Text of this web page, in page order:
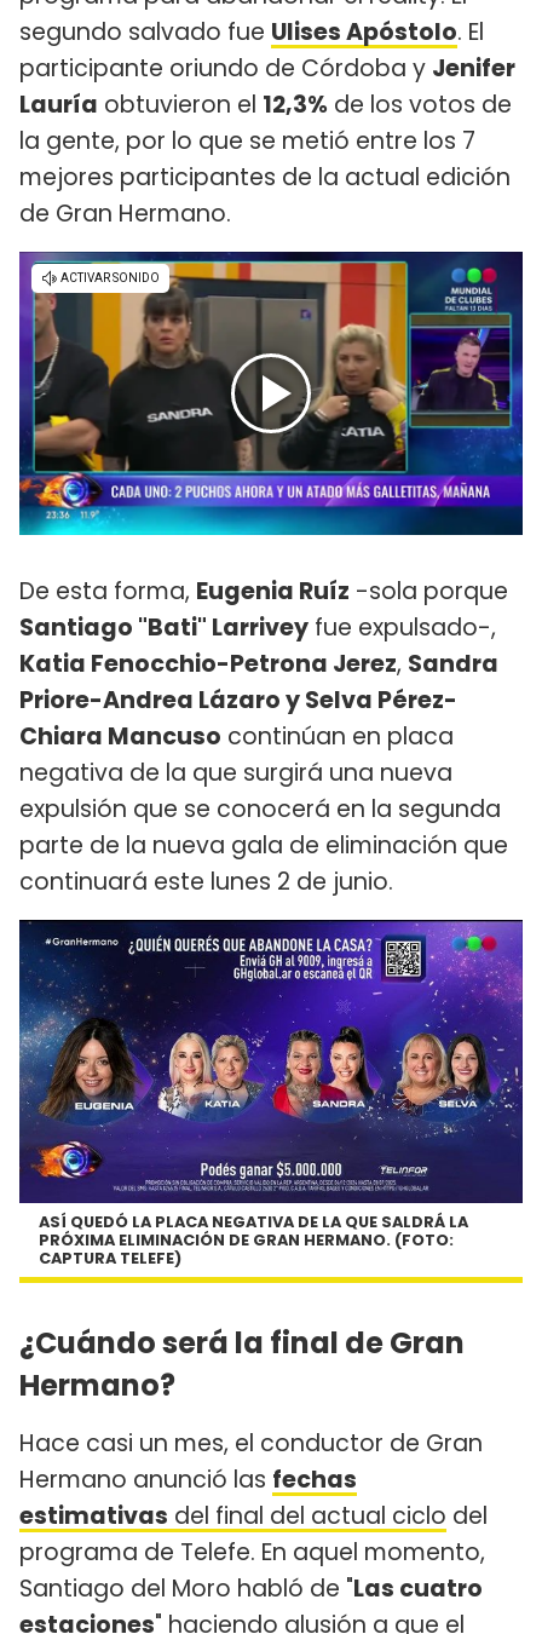
segundo salvado fue Ulises Apóstolo. El
participante oriundo de Córdoba y Jenifer
Lauría obtuvieron el 12,3% de los votos de
la gente, por lo que se metió entre los 7
mejores participantes de la actual edición
de Gran Hermano.
De esta forma, Eugenia Ruíz -sola porque
Santiago "Bati" Larrivey fue expulsado-,
Katia Fenocchio-Petrona Jerez, Sandra
Priore-Andrea Lázaro y Selva Pérez-
Chiara Mancuso continúan en placa
negativa de la que surgirá una nueva
expulsión que se conocerá en la segunda
parte de la nueva gala de eliminación que
continuará este lunes 2 de junio.
ASÍ QUEDÓ LA PLACA NEGATIVA DE LA QUE SALDRÁ LA
PRÓXIMA ELIMINACIÓN DE GRAN HERMANO. (FOTO:
CAPTURA TELEFE)
¿Cuándo será la final de Gran
Hermano?
Hace casi un mes, el conductor de Gran
Hermano anunció las fechas
estimativas del final del actual ciclo del
programa de Telefe. En aquel momento,
Santiago del Moro habló de "Las cuatro
estaciones" haciendo alusión a que el